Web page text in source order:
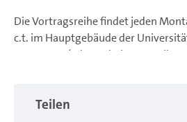
Die Vortragsreihe findet jeden
c.t. im Hauptgebäude der
ESA K statt (Edmund-Siemers-
Für weitere Informationen und
Teilen